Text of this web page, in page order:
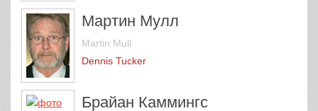
Мартин Мулл
Martin Mull
Dennis Tucker
Брайан Каммингс